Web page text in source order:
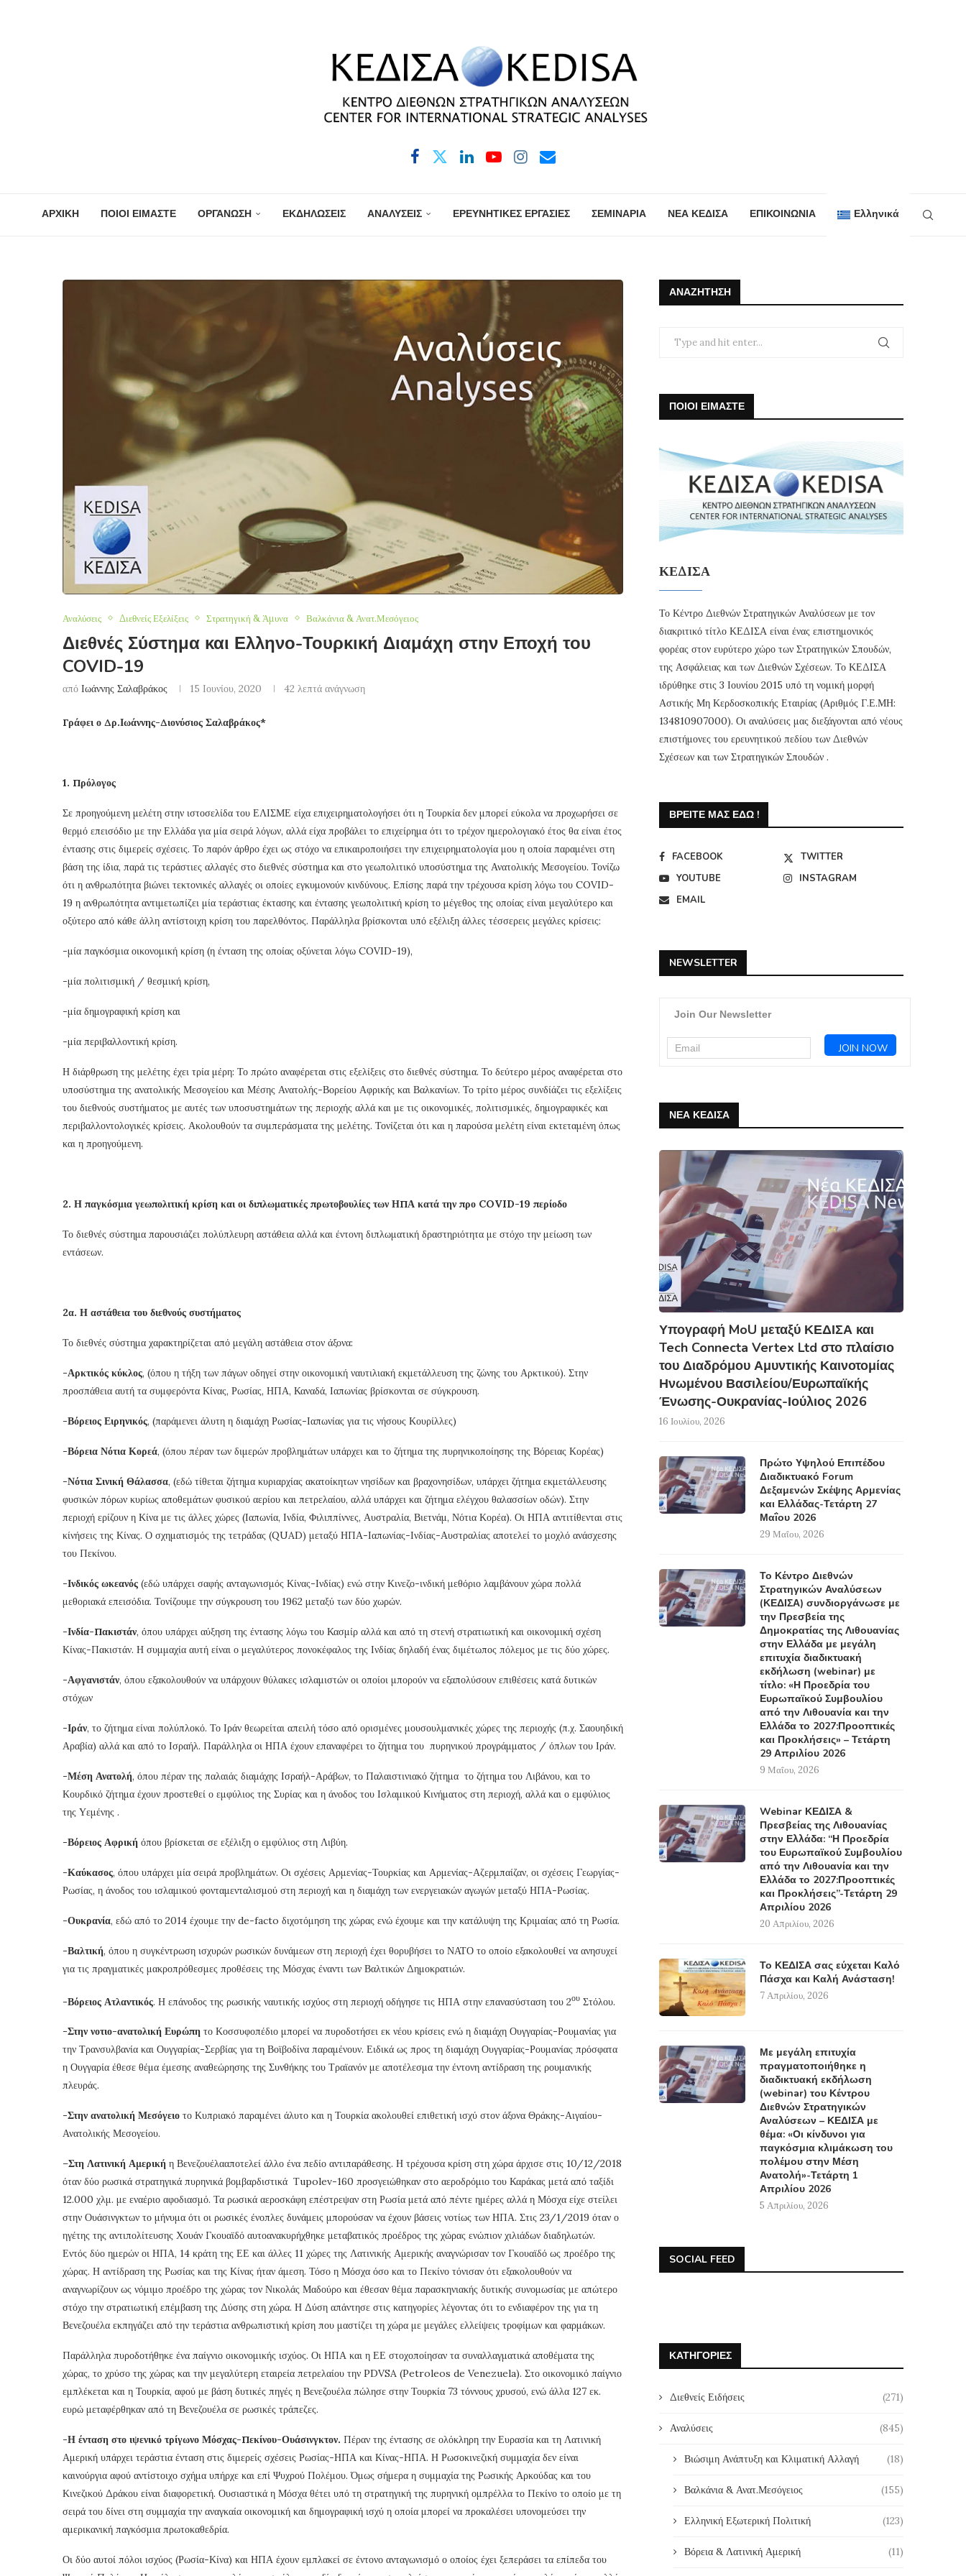
ΑΡΧΙΚΗ ΠΟΙΟΙ ΕΙΜΑΣΤΕ ΟΡΓΑΝΩΣΗ ΕΚΔΗΛΩΣΕΙΣ ΑΝΑΛΥΣΕΙΣ ΕΡΕΥΝΗΤΙΚΕΣ ΕΡΓΑΣΙΕΣ ΣΕΜΙΝΑΡΙΑ ΝΕΑ ΚΕΔΙΣΑ ΕΠΙΚΟΙΝΩΝΙΑ Ελληνικά
Αναλύσεις Διεθνείς Εξελίξεις Στρατηγική & Άμυνα Βαλκάνια & Ανατ.Μεσόγειος
Διεθνές Σύστημα και Ελληνο-Τουρκική Διαμάχη στην Εποχή του
COVID-19
από Ιωάννης Σαλαβράκος 15 Ιουνίου, 2020 42 λεπτά ανάγνωση
Γράφει ο Δρ.Ιωάννης-Διονύσιος Σαλαβράκος*
1. Πρόλογος
Σε προηγούμενη μελέτη στην ιστοσελίδα του ΕΛΙΣΜΕ είχα επιχειρηματολογήσει ότι η Τουρκία δεν μπορεί εύκολα να προχωρήσει σε
θερμό επεισόδιο με την Ελλάδα για μία σειρά λόγων, αλλά είχα προβάλει το επιχείρημα ότι το τρέχον ημερολογιακό έτος θα είναι έτος
έντασης στις διμερείς σχέσεις. Το παρόν άρθρο έχει ως στόχο να επικαιροποιήσει την επιχειρηματολογία μου η οποία παραμένει στη
βάση της ίδια, παρά τις τεράστιες αλλαγές στο διεθνές σύστημα και στο γεωπολιτικό υποσύστημα της Ανατολικής Μεσογείου. Τονίζω
ότι η ανθρωπότητα βιώνει τεκτονικές αλλαγές οι οποίες εγκυμονούν κινδύνους. Επίσης παρά την τρέχουσα κρίση λόγω του COVID-
19 η ανθρωπότητα αντιμετωπίζει μία τεράστιας έκτασης και έντασης γεωπολιτική κρίση το μέγεθος της οποίας είναι μεγαλύτερο και
οξύτερο από κάθε άλλη αντίστοιχη κρίση του παρελθόντος. Παράλληλα βρίσκονται υπό εξέλιξη άλλες τέσσερεις μεγάλες κρίσεις:
-μία παγκόσμια οικονομική κρίση (η ένταση της οποίας οξύνεται λόγω COVID-19),
-μία πολιτισμική / θεσμική κρίση,
-μία δημογραφική κρίση και
-μία περιβαλλοντική κρίση.
Η διάρθρωση της μελέτης έχει τρία μέρη: Το πρώτο αναφέρεται στις εξελίξεις στο διεθνές σύστημα. Το δεύτερο μέρος αναφέρεται στο
υποσύστημα της ανατολικής Μεσογείου και Μέσης Ανατολής-Βορείου Αφρικής και Βαλκανίων. Το τρίτο μέρος συνδίάζει τις εξελίξεις
του διεθνούς συστήματος με αυτές των υποσυστημάτων της περιοχής αλλά και με τις οικονομικές, πολιτισμικές, δημογραφικές και
περιβαλλοντολογικές κρίσεις. Ακολουθούν τα συμπεράσματα της μελέτης. Τονίζεται ότι και η παρούσα μελέτη είναι εκτεταμένη όπως
και η προηγούμενη.
2. Η παγκόσμια γεωπολιτική κρίση και οι διπλωματικές πρωτοβουλίες των ΗΠΑ κατά την προ COVID-19 περίοδο
Το διεθνές σύστημα παρουσιάζει πολύπλευρη αστάθεια αλλά και έντονη διπλωματική δραστηριότητα με στόχο την μείωση των
εντάσεων.
2α. Η αστάθεια του διεθνούς συστήματος
Το διεθνές σύστημα χαρακτηρίζεται από μεγάλη αστάθεια στον άξονα:
-Αρκτικός κύκλος, (όπου η τήξη των πάγων οδηγεί στην οικονομική ναυτιλιακή εκμετάλλευση της ζώνης του Αρκτικού). Στην
προσπάθεια αυτή τα συμφερόντα Κίνας, Ρωσίας, ΗΠΑ, Καναδά, Ιαπωνίας βρίσκονται σε σύγκρουση.
-Βόρειος Ειρηνικός, (παράμενει άλυτη η διαμάχη Ρωσίας-Ιαπωνίας για τις νήσους Κουρίλλες)
-Βόρεια Νότια Κορεά, (όπου πέραν των διμερών προβλημάτων υπάρχει και το ζήτημα της πυρηνικοποίησης της Βόρειας Κορέας)
-Νότια Σινική Θάλασσα, (εδώ τίθεται ζήτημα κυριαρχίας ακατοίκητων νησίδων και βραχονησίδων, υπάρχει ζήτημα εκμετάλλευσης
φυσικών πόρων κυρίως αποθεμάτων φυσικού αερίου και πετρελαίου, αλλά υπάρχει και ζήτημα ελέγχου θαλασσίων οδών). Στην
περιοχή ερίζουν η Κίνα με τις άλλες χώρες (Ιαπωνία, Ινδία, Φιλιππίννες, Αυστραλία, Βιετνάμ, Νότια Κορέα). Οι ΗΠΑ αντιτίθενται στις
κίνήσεις της Κίνας. Ο σχηματισμός της τετράδας (QUAD) μεταξύ ΗΠΑ-Ιαπωνίας-Ινδίας-Αυστραλίας αποτελεί το μοχλό ανάσχεσης
του Πεκίνου.
-Ινδικός ωκεανός (εδώ υπάρχει σαφής ανταγωνισμός Κίνας-Ινδίας) ενώ στην Κινεζο-ινδική μεθόριο λαμβάνουν χώρα πολλά
μεθοριακά επεισόδια. Τονίζουμε την σύγκρουση του 1962 μεταξύ των δύο χωρών.
-Ινδία-Πακιστάν, όπου υπάρχει αύξηση της έντασης λόγω του Κασμίρ αλλά και από τη στενή στρατιωτική και οικονομική σχέση
Κίνας-Πακιστάν. Η συμμαχία αυτή είναι ο μεγαλύτερος πονοκέφαλος της Ινδίας δηλαδή ένας διμέτωπος πόλεμος με τις δύο χώρες.
-Αφγανιστάν, όπου εξακολουθούν να υπάρχουν θύλακες ισλαμιστών οι οποίοι μπορούν να εξαπολύσουν επιθέσεις κατά δυτικών
στόχων
-Ιράν, το ζήτημα είναι πολύπλοκό. Το Ιράν θεωρείται απειλή τόσο από ορισμένες μουσουλμανικές χώρες της περιοχής (π.χ. Σαουηδική
Αραβία) αλλά και από το Ισραήλ. Παράλληλα οι ΗΠΑ έχουν επαναφέρει το ζήτημα του πυρηνικού προγράμματος / όπλων του Ιράν.
-Μέση Ανατολή, όπου πέραν της παλαιάς διαμάχης Ισραήλ-Αράβων, το Παλαιστινιακό ζήτημα το ζήτημα του Λιβάνου, και το
Κουρδικό ζήτημα έχουν προστεθεί ο εμφύλιος της Συρίας και η άνοδος του Ισλαμικού Κινήματος στη περιοχή, αλλά και ο εμφύλιος
της Υεμένης .
-Βόρειος Αφρική όπου βρίσκεται σε εξέλιξη ο εμφύλιος στη Λιβύη.
-Καύκασος, όπου υπάρχει μία σειρά προβλημάτων. Οι σχέσεις Αρμενίας-Τουρκίας και Αρμενίας-Αζερμπαίζαν, οι σχέσεις Γεωργίας-
Ρωσίας, η άνοδος του ισλαμικού φονταμενταλισμού στη περιοχή και η διαμάχη των ενεργειακών αγωγών μεταξύ ΗΠΑ-Ρωσίας.
-Ουκρανία, εδώ από το 2014 έχουμε την de-facto διχοτόμηση της χώρας ενώ έχουμε και την κατάλυψη της Κριμαίας από τη Ρωσία.
-Βαλτική, όπου η συγκέντρωση ισχυρών ρωσικών δυνάμεων στη περιοχή έχει θορυβήσει το ΝΑΤΟ το οποίο εξακολουθεί να ανησυχεί
για τις πραγματικές μακροπρόθεσμες προθέσεις της Μόσχας έναντι των Βαλτικών Δημοκρατιών.
-Βόρειος Ατλαντικός. Η επάνοδος της ρωσικής ναυτικής ισχύος στη περιοχή οδήγησε τις ΗΠΑ στην επανασύσταση του 2ου Στόλου.
-Στην νοτιο-ανατολική Ευρώπη το Κοσσυφοπέδιο μπορεί να πυροδοτήσει εκ νέου κρίσεις ενώ η διαμάχη Ουγγαρίας-Ρουμανίας για
την Τρανσυλβανία και Ουγγαρίας-Σερβίας για τη Βοϊβοδίνα παραμένουν. Ειδικά ως προς τη διαμάχη Ουγγαρίας-Ρουμανίας πρόσφατα
η Ουγγαρία έθεσε θέμα έμεσης αναθεώρησης της Συνθήκης του Τραϊανόν με αποτέλεσμα την έντονη αντίδραση της ρουμανικής
πλευράς.
-Στην ανατολική Μεσόγειο το Κυπριακό παραμένει άλυτο και η Τουρκία ακολουθεί επιθετική ισχύ στον άξονα Θράκης-Αιγαίου-
Ανατολικής Μεσογείου.
–Στη Λατινική Αμερική η Βενεζουέλααποτελεί άλλο ένα πεδίο αντιπαράθεσης. Η τρέχουσα κρίση στη χώρα άρχισε στις 10/12/2018
όταν δύο ρωσικά στρατηγικά πυρηνικά βομβαρδιστικά Τupolev-160 προσγειώθηκαν στο αεροδρόμιο του Καράκας μετά από ταξίδι
12.000 χλμ. με εναέριο αφοδιασμό. Τα ρωσικά αεροσκάφη επέστρεψαν στη Ρωσία μετά από πέντε ημέρες αλλά η Μόσχα είχε στείλει
στην Ουάσινγκτων το μήνυμα ότι οι ρωσικές ένοπλες δυνάμεις μπορούσαν να έχουν βάσεις νοτίως των ΗΠΑ. Στις 23/1/2019 όταν ο
ηγέτης της αντιπολίτευσης Χουάν Γκουαϊδό αυτοανακυρήχθηκε μεταβατικός προέδρος της χώρας ενώπιον χιλιάδων διαδηλωτών.
Εντός δύο ημερών οι ΗΠΑ, 14 κράτη της ΕΕ και άλλες 11 χώρες της Λατινικής Αμερικής αναγνώρισαν τον Γκουαϊδό ως προέδρο της
χώρας. Η αντίδραση της Ρωσίας και της Κίνας ήταν άμεση. Τόσο η Μόσχα όσο και το Πεκίνο τόνισαν ότι εξακολουθούν να
αναγνωρίζουν ως νόμιμο προέδρο της χώρας τον Νικολάς Μαδούρο και έθεσαν θέμα παρασκηνιακής δυτικής συνομωσίας με απώτερο
στόχο την στρατιωτική επέμβαση της Δύσης στη χώρα. Η Δύση απάντησε στις κατηγορίες λέγοντας ότι το ενδιαφέρον της για τη
Βενεζουέλα εκπηγάζει από την τεράστια ανθρωπιστική κρίση που μαστίζει τη χώρα με μεγάλες ελλείψεις τροφίμων και φαρμάκων.
Παράλληλα πυροδοτήθηκε ένα παίγνιο οικονομικής ισχύος. Οι ΗΠΑ και η ΕΕ στοχοποίησαν τα συναλλαγματικά αποθέματα της
χώρας, το χρύσο της χώρας και την μεγαλύτερη εταιρεία πετρελαίου την PDVSA (Petroleos de Venezuela). Στο οικονομικό παίγνιο
εμπλέκεται και η Τουρκία, αφού με βάση δυτικές πηγές η Βενεζουέλα πώλησε στην Τουρκία 73 τόννους χρυσού, ενώ άλλα 127 εκ.
ευρώ μεταφέρθηκαν από τη Βενεζουέλα σε ρωσικές τράπεζες.
-Η ένταση στο ιψενικό τρίγωνο Μόσχας-Πεκίνου-Ουάσινγκτον. Πέραν της έντασης σε ολόκληρη την Ευρασία και τη Λατινική
Αμερική υπάρχει τεράστια ένταση στις διμερείς σχέσεις Ρωσίας-ΗΠΑ και Κίνας-ΗΠΑ. Η Ρωσοκινεζική συμμαχία δεν είναι
καινούργια αφού αντίστοιχο σχήμα υπήρχε και επί Ψυχρού Πολέμου. Όμως σήμερα η συμμαχία της Ρωσικής Αρκούδας και του
Κινεζικού Δράκου είναι διαφορετική. Ουσιαστικά η Μόσχα θέτει υπό τη στρατηγική της πυρηνική ομπρέλλα το Πεκίνο το οποίο με τη
σειρά του δίνει στη συμμαχία την αναγκαία οικονομική και δημογραφική ισχύ η οποία μπορεί να προκαλέσει υπονομεύσει την
αμερικανική παγκόσμια πρωτοκαθεδρία.
Οι δύο αυτοί πόλοι ισχύος (Ρωσία-Κίνα) και ΗΠΑ έχουν εμπλακεί σε έντονο ανταγωνισμό ο οποίος έχει ξεπεράσει τα επίπεδα του
ΑΝΑΖΉΤΗΣΗ
ΠΟΙΟΙ ΕΙΜΑΣΤΕ
ΚΕΔΙΣΑ
Το Κέντρο Διεθνών Στρατηγικών Αναλύσεων με τον
διακριτικό τίτλο ΚΕΔΙΣΑ είναι ένας επιστημονικός
φορέας στον ευρύτερο χώρο των Στρατηγικών Σπουδών,
της Ασφάλειας και των Διεθνών Σχέσεων. Το ΚΕΔΙΣΑ
ιδρύθηκε στις 3 Ιουνίου 2015 υπό τη νομική μορφή
Αστικής Μη Κερδοσκοπικής Εταιρίας (Αριθμός Γ.Ε.ΜΗ:
134810907000). Οι αναλύσεις μας διεξάγονται από νέους
επιστήμονες του ερευνητικού πεδίου των Διεθνών
Σχέσεων και των Στρατηγικών Σπουδών .
ΒΡΕΊΤΕ ΜΑΣ ΕΔΏ !
FACEBOOK
TWITTER
YOUTUBE
INSTAGRAM
EMAIL
NEWSLETTER
Join Our Newsletter
ΝΕΑ ΚΕΔΙΣΑ
Υπογραφή MoU μεταξύ ΚΕΔΙΣΑ και
Tech Connecta Vertex Ltd στο πλαίσιο
του Διαδρόμου Αμυντικής Καινοτομίας
Ηνωμένου Βασιλείου/Ευρωπαϊκής
Ένωσης-Ουκρανίας-Ιούλιος 2026
16 Ιουλίου, 2026
Πρώτο Υψηλού Επιπέδου
Διαδικτυακό Forum
Δεξαμενών Σκέψης Αρμενίας
και Ελλάδας-Τετάρτη 27
Μαΐου 2026
29 Μαΐου, 2026
Το Κέντρο Διεθνών
Στρατηγικών Αναλύσεων
(ΚΕΔΙΣΑ) συνδιοργάνωσε με
την Πρεσβεία της
Δημοκρατίας της Λιθουανίας
στην Ελλάδα με μεγάλη
επιτυχία διαδικτυακή
εκδήλωση (webinar) με
τίτλο: «Η Προεδρία του
Ευρωπαϊκού Συμβουλίου
από την Λιθουανία και την
Ελλάδα το 2027:Προοπτικές
και Προκλήσεις» – Τετάρτη
29 Απριλίου 2026
9 Μαΐου, 2026
Webinar ΚΕΔΙΣΑ &
Πρεσβείας της Λιθουανίας
στην Ελλάδα: “Η Προεδρία
του Ευρωπαϊκού Συμβουλίου
από την Λιθουανία και την
Ελλάδα το 2027:Προοπτικές
και Προκλήσεις”-Τετάρτη 29
Απριλίου 2026
20 Απριλίου, 2026
Το ΚΕΔΙΣΑ σας εύχεται Καλό
Πάσχα και Καλή Ανάσταση!
7 Απριλίου, 2026
Με μεγάλη επιτυχία
πραγματοποιήθηκε η
διαδικτυακή εκδήλωση
(webinar) του Κέντρου
Διεθνών Στρατηγικών
Αναλύσεων – ΚΕΔΙΣΑ με
θέμα: «Οι κίνδυνοι για
παγκόσμια κλιμάκωση του
πολέμου στην Μέση
Ανατολή»-Τετάρτη 1
Απριλίου 2026
5 Απριλίου, 2026
SOCIAL FEED
ΚΑΤΗΓΟΡΊΕΣ
Διεθνείς Ειδήσεις (271)
Αναλύσεις (845)
Βιώσιμη Ανάπτυξη και Κλιματική Αλλαγή (18)
Βαλκάνια & Ανατ.Μεσόγειος (155)
Ελληνική Εξωτερική Πολιτική (123)
Βόρεια & Λατινική Αμερική (11)